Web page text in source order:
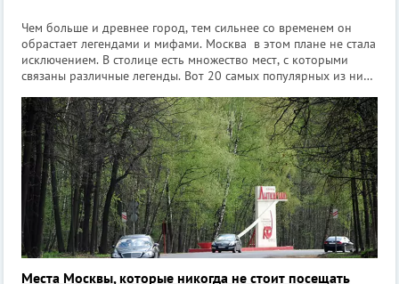
Чем больше и древнее город, тем сильнее со временем он
обрастает легендами и мифами. Москва в этом плане не стала
исключением. В столице есть множество мест, с которыми
связаны различные легенды. Вот 20 самых популярных из них.
библиотеки, сос
Места Москвы, которые никогда не стоит посещать